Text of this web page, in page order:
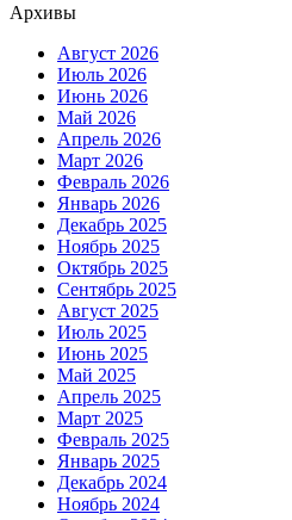
Архивы
Август 2026
Июль 2026
Июнь 2026
Май 2026
Апрель 2026
Март 2026
Февраль 2026
Январь 2026
Декабрь 2025
Ноябрь 2025
Октябрь 2025
Сентябрь 2025
Август 2025
Июль 2025
Июнь 2025
Май 2025
Апрель 2025
Март 2025
Февраль 2025
Январь 2025
Декабрь 2024
Ноябрь 2024